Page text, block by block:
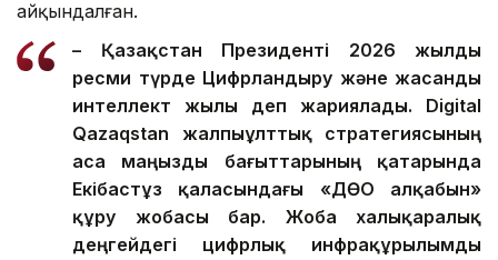
айқындалған.
– Қазақстан Президенті 2026 жылды
ресми түрде Цифрландыру және жасанды
интеллект жылы деп жариялады. Digital
Qazaqstan жалпыұлттық стратегиясының
аса маңызды бағыттарының қатарында
Екібастұз қаласындағы «ДӨО алқабын»
құру жобасы бар. Жоба халықаралық
деңгейдегі цифрлық инфрақұрылымды